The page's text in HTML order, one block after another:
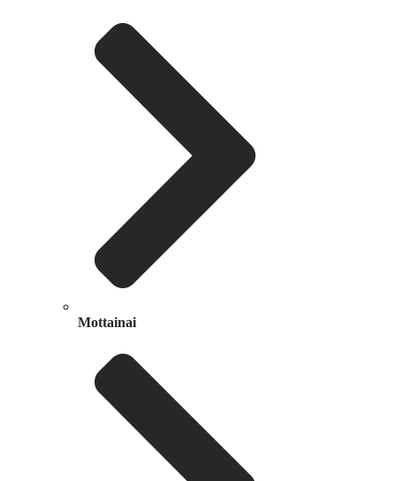
Mottainai